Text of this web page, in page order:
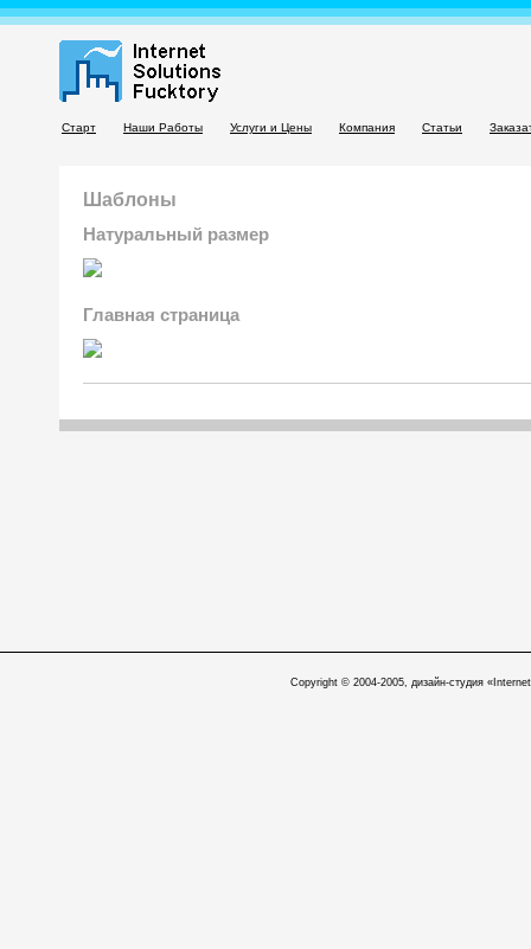
Старт Наши Работы Услуги и Цены Компания Статьи
Шаблоны
Натуральный размер
Главная страница
Copyright © 2004-2005, дизайн-студия